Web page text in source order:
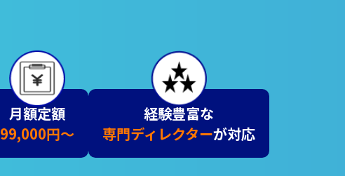
月額定額
99,000円～
経験豊富な
専門ディレクターが対応